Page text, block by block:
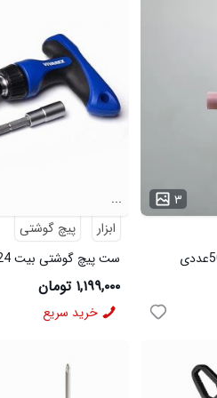
۳
...
ابزار
پیچ گوشتی
49626
۱,۱۹۹,۰۰۰ تومان
خرید سریع